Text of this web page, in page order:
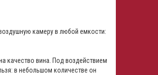
камеру в любой емкости:
качество вина. Под воздействием
в небольшом количестве он